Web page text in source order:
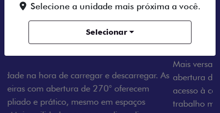
AMPLA ABERTURA DA PORTA LATERAL
Mais versatilidade para o seu carregamento. A ampla
abertura da porta lateral do Novo Ducato facilita o
acesso à carga, otimizando tempo e tornando o
trabalho mais eficiente, onde quer que você esteja.
Selecione a unidade mais próxima a você.
Selecionar